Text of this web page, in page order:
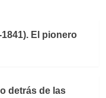
El pionero
detrás de las